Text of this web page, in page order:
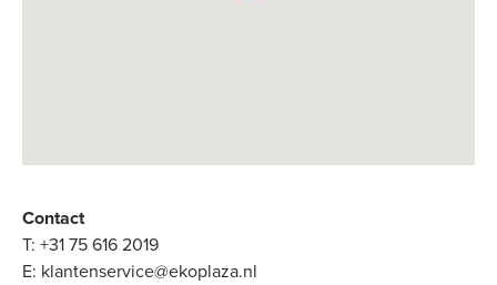
Contact
T: +31 75 616 2019
E: klantenservice@ekoplaza.nl